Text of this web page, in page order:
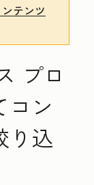
テンツ
プロ
コン
り込